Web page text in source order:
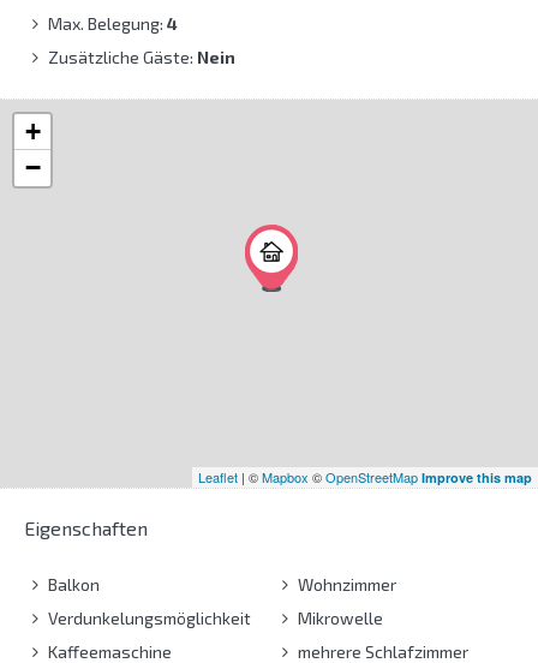
Max. Belegung: 4
Zusätzliche Gäste: Nein
+
−
Leaflet | ©Mapbox ©OpenStreetMap Improve this map
Eigenschaften
Balkon
Verdunkelungsmöglichkeit
Kaffeemaschine
Wohnzimmer
Mikrowelle
mehrere Schlafzimmer